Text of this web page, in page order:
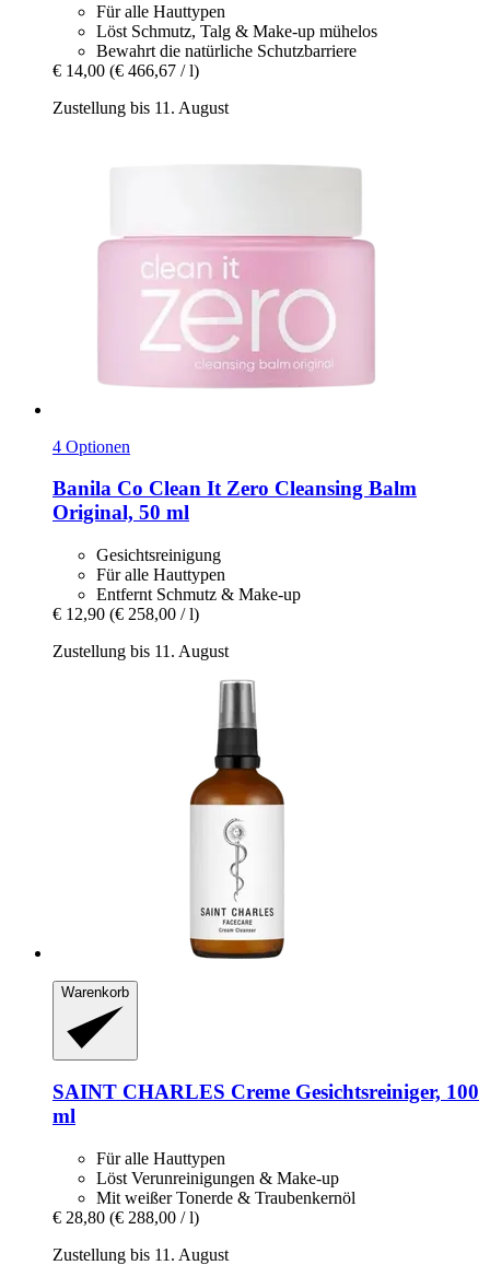
Für alle Hauttypen
Löst Schmutz, Talg & Make-up mühelos
Bewahrt die natürliche Schutzbarriere
€ 14,00 (€ 466,67 / l)
Zustellung bis 11. August
4 Optionen
Banila Co Clean It Zero Cleansing Balm
Original, 50 ml
Gesichtsreinigung
Für alle Hauttypen
Entfernt Schmutz & Make-up
€ 12,90 (€ 258,00 / l)
Zustellung bis 11. August
Warenkorb
SAINT CHARLES Creme Gesichtsreiniger, 100
ml
Für alle Hauttypen
Löst Verunreinigungen & Make-up
Mit weißer Tonerde & Traubenkernöl
€ 28,80 (€ 288,00 / l)
Zustellung bis 11. August